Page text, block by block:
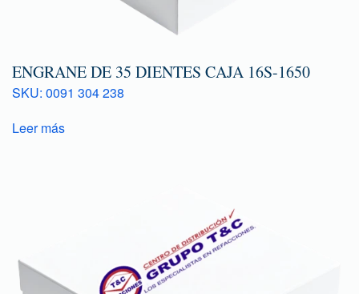
ENGRANE DE 35 DIENTES CAJA 16S-1650
SKU: 0091 304 238
Leer más